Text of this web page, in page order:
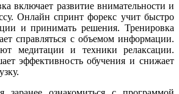
включает развитие внимательности и
Онлайн спринт форекс учит быстро
и принимать решения. Тренировка
справляться с объемом информации.
медитации и техники релаксации.
эффективность обучения и снижает